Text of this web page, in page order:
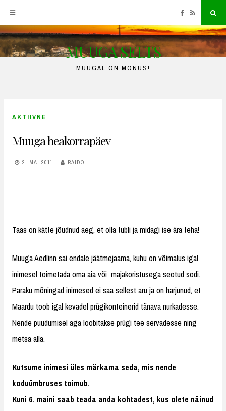
Skip
Facebook
RSS
MUUGA SELTS
MUUGAL ON MÕNUS!
AKTIIVNE
Muuga heakorrapäev
2. MAI 2011 RAIDO
Taas on kätte jõudnud aeg, et olla tubli ja midagi ise ära teha!
Muuga Aedlinn sai endale jäätmejaama, kuhu on võimalus igal
inimesel toimetada oma aia või majakoristusega seotud sodi.
Paraku mõningad inimesed ei saa sellest aru ja on harjunud, et
Maardu toob igal kevadel prügikonteinerid tänava nurkadesse.
Nende puudumisel aga loobitakse prügi tee servadesse ning
metsa alla.
Kutsume inimesi üles märkama seda, mis nende
koduümbruses toimub.
Kuni 6. maini saab teada anda kohtadest, kus olete näinud